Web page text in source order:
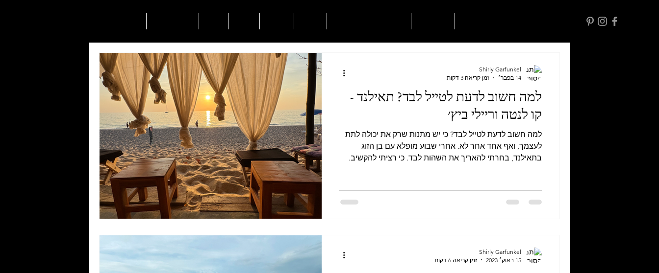
למה חשוב לדעת לטייל לבד? תאילנד -
קו לנטה וריילי ביץ׳
למה חשוב לדעת לטייל לבד? כי יש מתנות שרק את יכולה לתת
לעצמך, ואף אחד אחר לא. אחרי שבוע מופלא עם בן הזוג
בתאילנד, בחרתי להאריך את השהות לבד. כי רציתי להקשיב.
מישהו מוכר. מהזמנה לארוחת ערב אצל מקומי שנראית כמו
מישלן ועד לטיפוס צוקים עם אמריקאים מבוגרים למקומות שאין
Shirly Garfunkel
14 בפבר׳
זמן קריאה 3 דקות
Shirly Garfunkel
15 באוק׳ 2023
זמן קריאה 6 דקות